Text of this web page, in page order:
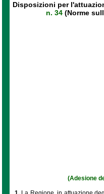
Disposizioni per
n. 34(Norme
(Adesione